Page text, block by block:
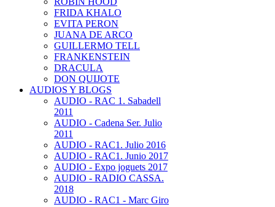
FRIDA KHALO
EVITA PERON
JUANA DE ARCO
GUILLERMO TELL
FRANKENSTEIN
DRACULA
DON QUIJOTE
AUDIOS Y BLOGS
AUDIO - RAC 1. Sabadell
2011
AUDIO - Cadena Ser. Julio
2011
AUDIO - RAC1. Julio 2016
AUDIO - RAC1. Junio 2017
AUDIO - Expo joguets 2017
AUDIO - RADIO CASSA.
2018
AUDIO - RAC1 - Marc Giro